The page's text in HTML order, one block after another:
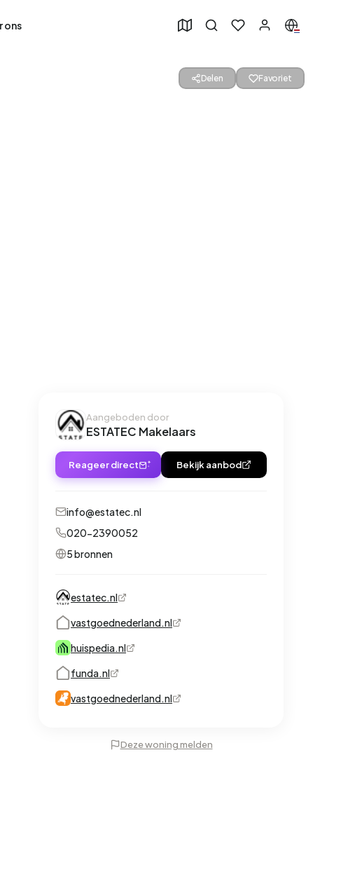
ons
Delen Favoriet
Aangeboden door
ESTATEC Makelaars
Reageer direct Bekijk aanbod
info@estatec.nl
020-2390052
5 bronnen
estatec.nl
vastgoednederland.nl
huispedia.nl
funda.nl
vastgoednederland.nl
Deze woning melden